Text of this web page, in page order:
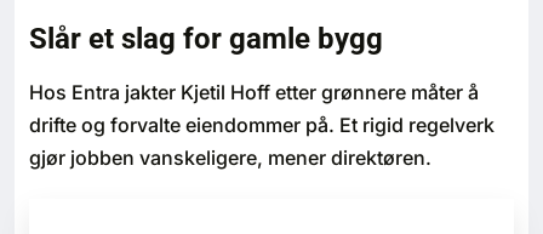
Digitalisering
Slår et slag for gamle bygg
Hos Entra jakter Kjetil Hoff etter grønnere måter å
drifte og forvalte eiendommer på. Et rigid regelverk
gjør jobben vanskeligere, mener direktøren.